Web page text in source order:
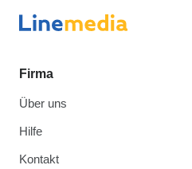
Firma
Über uns
Hilfe
Kontakt